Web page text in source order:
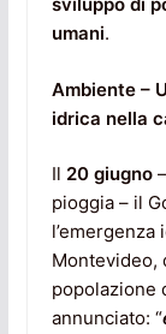
umani.
Ambiente –
idrica nella
Il 20 giugno
pioggia – il
l’emergenza
Montevideo,
popolazione
annunciato: “